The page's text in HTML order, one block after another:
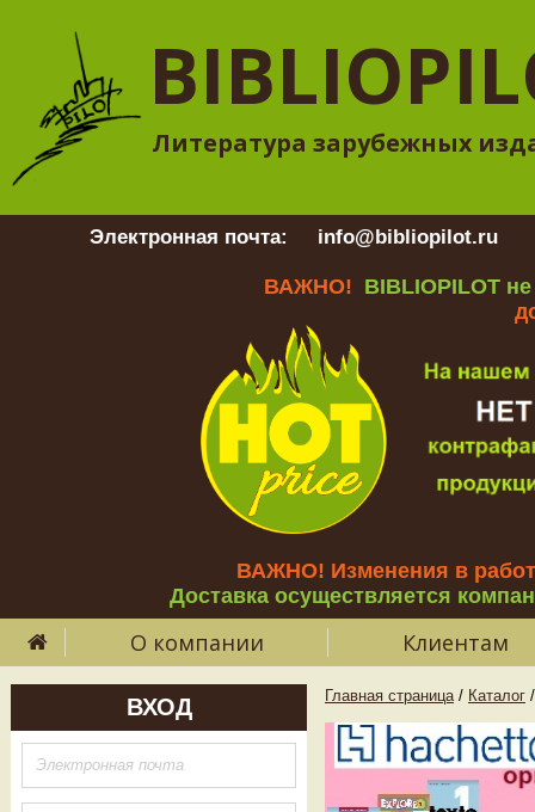
Литература зарубежных
Электронная почта: info@bibliopilot.ru
ВАЖНО! BIBLIOPILOT
ВАЖНО! Изменения в
Доставка осуществляется
О компании Клиентам
ВХОД Главная страница / Каталог /